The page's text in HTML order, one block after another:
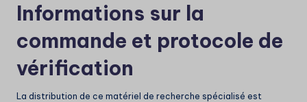
Informations sur la
commande et protocole de
vérification
La distribution de ce matériel de recherche spécialisé est